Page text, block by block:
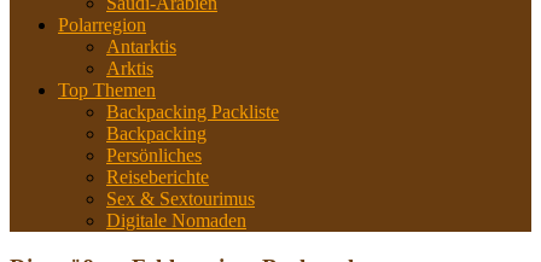
Polarregion
Antarktis
Arktis
Top Themen
Backpacking Packliste
Backpacking
Persönliches
Reiseberichte
Sex & Sextourimus
Digitale Nomaden